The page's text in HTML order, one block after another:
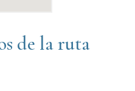
de la ruta